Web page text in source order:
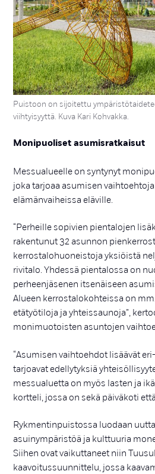
Puistoon on sijoitettu
viihtyisyyttä. Kuva Kari Kohvakka.
Monipuoliset asumisratkaisut
Messualueelle on syntynyt
joka tarjoaa asumisen
elämänvaiheissa eläville.
“Perheille sopivien pientalojen
rakentunut 32 asunnon
kerrostalohuoneistoja yksiöistä
rivitalo. Yhdessä pientalossa on
perheenjäsenen itsenäiseen
Alueen kerrostalokohteissa on
etätyötiloja ja yhteissaunoja”,
monimuotoisten asuntojen
“Asumisen vaihtoehdot lisäävät
tarjoavat edellytyksiä
messualuetta on myös lasten ja
kortteli, jossa on sekä päiväkoti
Rykmentinpuistossa luodaan
asuinympäristöä ja kulttuuria
Siihen ovat vaikuttaneet niin
kaavoitussuunnittelu, jossa